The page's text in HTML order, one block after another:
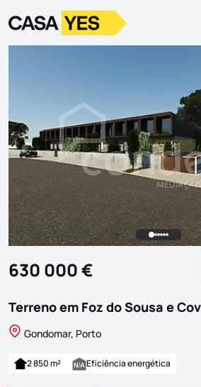
LogoIr para a homepage
630 000 €
Terreno em Foz do Sousa e
Gondomar, Porto
2 850 m² Eficiência energética